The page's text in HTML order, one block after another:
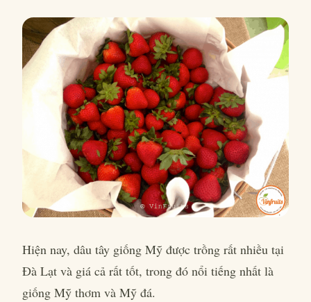
Hiện nay, dâu tây giống Mỹ được trồng rất nhiều tại
Đà Lạt và giá cả rất tốt, trong đó nổi tiếng nhất là
giống Mỹ thơm và Mỹ đá.